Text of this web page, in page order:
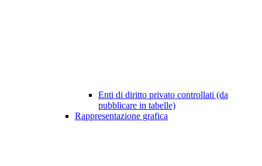
Enti di diritto privato controllati (da
pubblicare in tabelle)
Rappresentazione grafica